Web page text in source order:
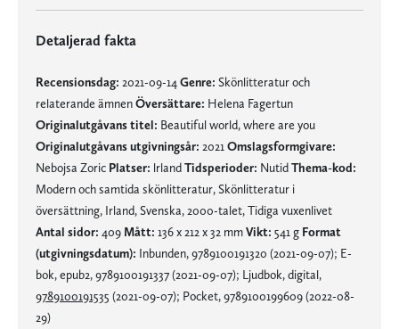
Detaljerad fakta
Recensionsdag: 2021-09-14 Genre: Skönlitteratur och
relaterande ämnenÖversättare: Helena Fagertun
Originalutgåvans titel: Beautiful world, where are you
Originalutgåvans utgivningsår: 2021 Omslagsformgivare:
Nebojsa Zoric Platser: lrlandTidsperioder: NutidThema-kod:
Modern och samtida skönlitteratur, Skönlitteratur i
översättning, Irland, Svenska, 2000-talet, Tidiga vuxenlivet
Antal sidor: 409 Mått: 136 x 212 x 32 mmVikt: 541 g Format
(utgivningsdatum): Inbunden, 9789100191320 (2021-09-07); E-
bok, epub2, 9789100191337 (2021-09-07); Ljudbok, digital,
9789100191535 (2021-09-07); Pocket, 9789100199609 (2022-08-
29)